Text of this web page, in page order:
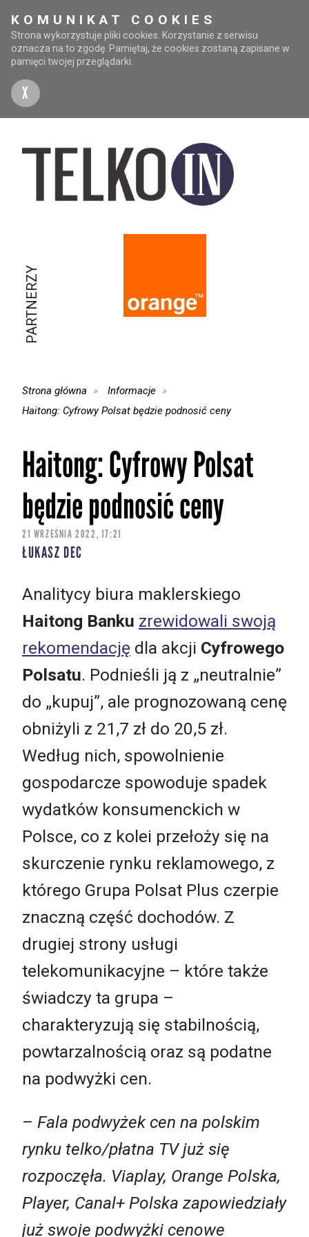
KOMUNIKAT COOKIES
Strona wykorzystuje pliki cookies. Korzystanie z serwisu
oznacza na to zgodę. Pamiętaj, że cookies zostaną zapisane w
pamięci twojej przeglądarki.
X
PARTNERZY
Strona główna
Informacje
Haitong: Cyfrowy Polsat będzie podnosić ceny
Haitong: Cyfrowy Polsat
będzie podnosić ceny
21 WRZEŚNIA 2022, 17:21
ŁUKASZ DEC
Analitycy biura maklerskiego
Haitong Banku zrewidowali swoją
rekomendację dla akcji Cyfrowego
Polsatu. Podnieśli ją z „neutralnie”
do „kupuj”, ale prognozowaną cenę
obniżyli z 21,7 zł do 20,5 zł.
Według nich, spowolnienie
gospodarcze spowoduje spadek
wydatków konsumenckich w
Polsce, co z kolei przełoży się na
skurczenie rynku reklamowego, z
którego Grupa Polsat Plus czerpie
znaczną część dochodów. Z
drugiej strony usługi
telekomunikacyjne – które także
świadczy ta grupa –
charakteryzują się stabilnością,
powtarzalnością oraz są podatne
na podwyżki cen.
– Fala podwyżek cen na polskim
rynku telko/płatna TV już się
rozpoczęła. Viaplay, Orange Polska,
Player, Canal+ Polska zapowiedziały
już swoje podwyżki cenowe